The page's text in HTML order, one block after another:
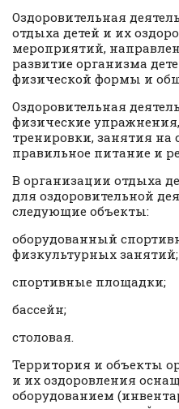
Оздоровительная
отдыха детей и их
мероприятий,
развитие организма
физической формы и
Оздоровительная
физические
тренировки, занятия на
правильное питание и
В организации отдыха
для оздоровительной
следующие объекты:
оборудованный
физкультурных занятий;
спортивные площадки;
бассейн;
столовая.
Территория и объекты
и их оздоровления
оборудованием